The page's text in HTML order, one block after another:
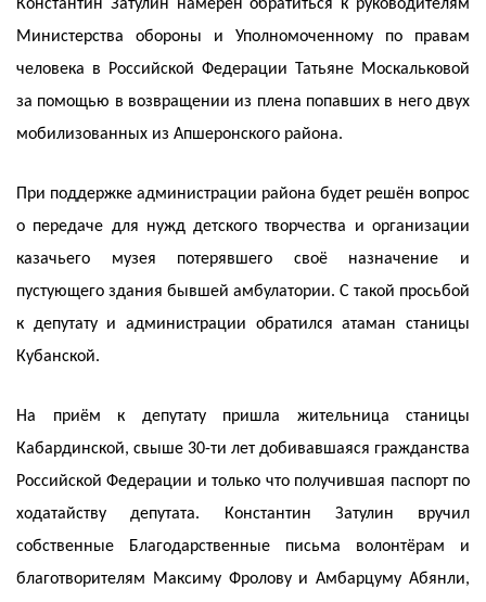
Константин Затулин намерен обратиться к руководителям
Министерства обороны и Уполномоченному по правам
человека в Российской Федерации Татьяне Москальковой
за помощью в возвращении из плена попавших в него двух
мобилизованных из Апшеронского района.
При поддержке администрации района будет решён вопрос
о передаче для нужд детского творчества и организации
казачьего музея потерявшего своё назначение и
пустующего здания бывшей амбулатории. С такой просьбой
к депутату и администрации обратился атаман станицы
Кубанской.
На приём к депутату пришла жительница станицы
Кабардинской, свыше 30-ти лет добивавшаяся гражданства
Российской Федерации и только что получившая паспорт по
ходатайству депутата. Константин Затулин вручил
собственные Благодарственные письма волонтёрам и
благотворителям Максиму Фролову и Амбарцуму Абянли,